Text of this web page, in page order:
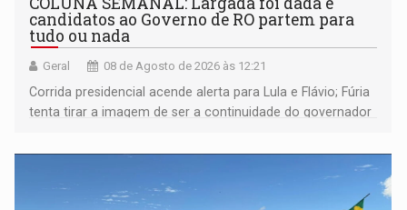
candidatos ao Governo de RO partem para
tudo ou nada
Geral 08 de Agosto de 2026 às 12:21
Corrida presidencial acende alerta para Lula e Flávio; Fúria
tenta tirar a imagem de ser a continuidade do governador
não ter entrado no modo eleição; ABAV faz evento em